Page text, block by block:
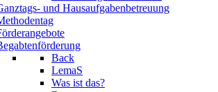
und Hausaufgabenbetreuung
Back
LemaS
Was ist das?